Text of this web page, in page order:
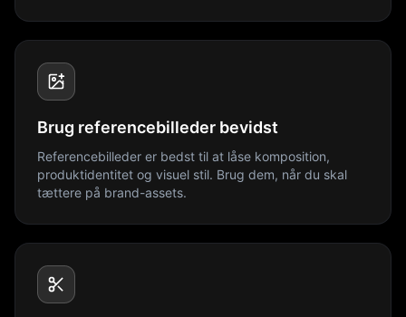
Brug referencebilleder bevidst
Referencebilleder er bedst til at låse komposition,
produktidentitet og visuel stil. Brug dem, når du skal
tættere på brand-assets.